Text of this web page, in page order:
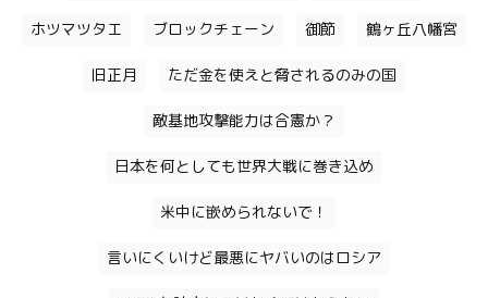
ホツマツタエ ブロックチェーン 御節 鶴ヶ丘八幡宮
旧正月 ただ金を使えと脅されるのみの国
敵基地攻撃能力は合憲か？
日本を何としても世界大戦に巻き込め
米中に嵌められないで！
言いにくいけど最悪にヤバいのはロシア